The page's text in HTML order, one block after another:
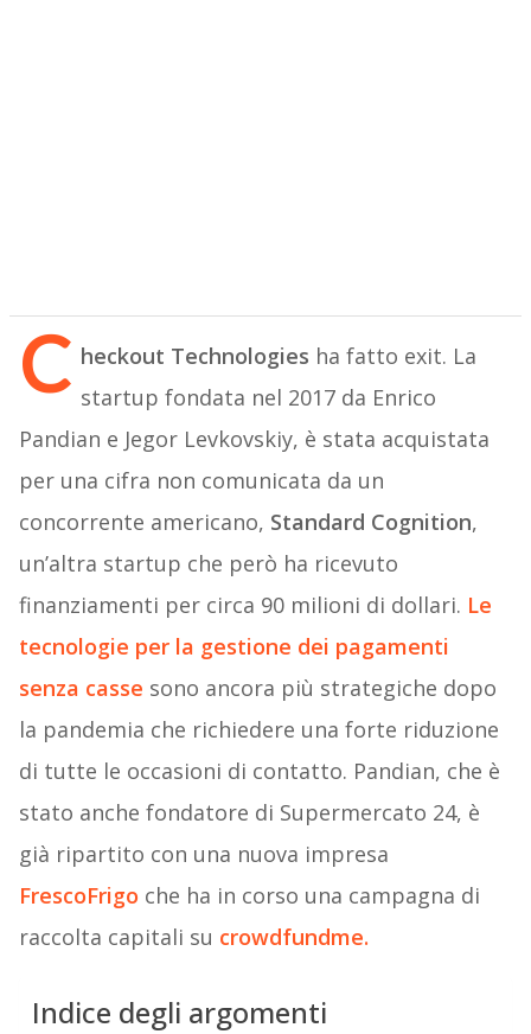
C heckout Technologies ha fatto exit. La
startup fondata nel 2017 da Enrico
Pandian e Jegor Levkovskiy, è stata acquistata
per una cifra non comunicata da un
concorrente americano, Standard Cognition,
un’altra startup che però ha ricevuto
finanziamenti per circa 90 milioni di dollari. Le
tecnologie per la gestione dei pagamenti
senza casse sono ancora più strategiche dopo
la pandemia che richiedere una forte riduzione
di tutte le occasioni di contatto. Pandian, che è
stato anche fondatore di Supermercato 24, è
già ripartito con una nuova impresa
FrescoFrigo che ha in corso una campagna di
raccolta capitali su crowdfundme.
Indice degli argomenti